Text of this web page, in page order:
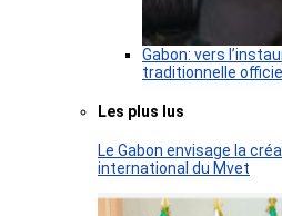
Gabon: vers
traditionnelle
Les plus lus
Le Gabon envisage la
international du Mvet